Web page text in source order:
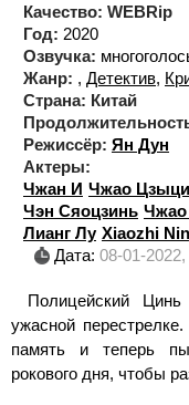
Качество: WEBRip
Год: 2020
Озвучка:
Жанр: , Детектив,
Страна: Китай
Режиссёр: Ян Дун
Актеры:
Чжан И Чжао Цзыци
Чэн Сяоцзинь Чжао
Лианг Лу Xiaozhi
Дата: 08-01-
Полицейский
ужасной
память и теперь
рокового дня, чтобы